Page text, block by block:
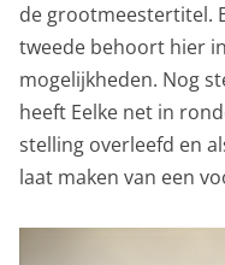
de grootmeestertitel.
tweede behoort hier
mogelijkheden. Nog
heeft Eelke net in
stelling overleefd en
laat maken van een